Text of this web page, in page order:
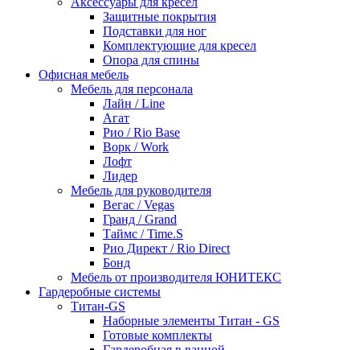
Защитные покрытия
Подставки для ног
Комплектующие для кресел
Опора для спины
Офисная мебель
Мебель для персонала
Лайн / Line
Агат
Рио / Rio Base
Ворк / Work
Лофт
Лидер
Мебель для руководителя
Вегас / Vegas
Гранд / Grand
Таймс / Time.S
Рио Директ / Rio Direct
Бонд
Мебель от производителя ЮНИТЕКС
Гардеробные системы
Титан-GS
Наборные элементы Титан - GS
Готовые комплекты